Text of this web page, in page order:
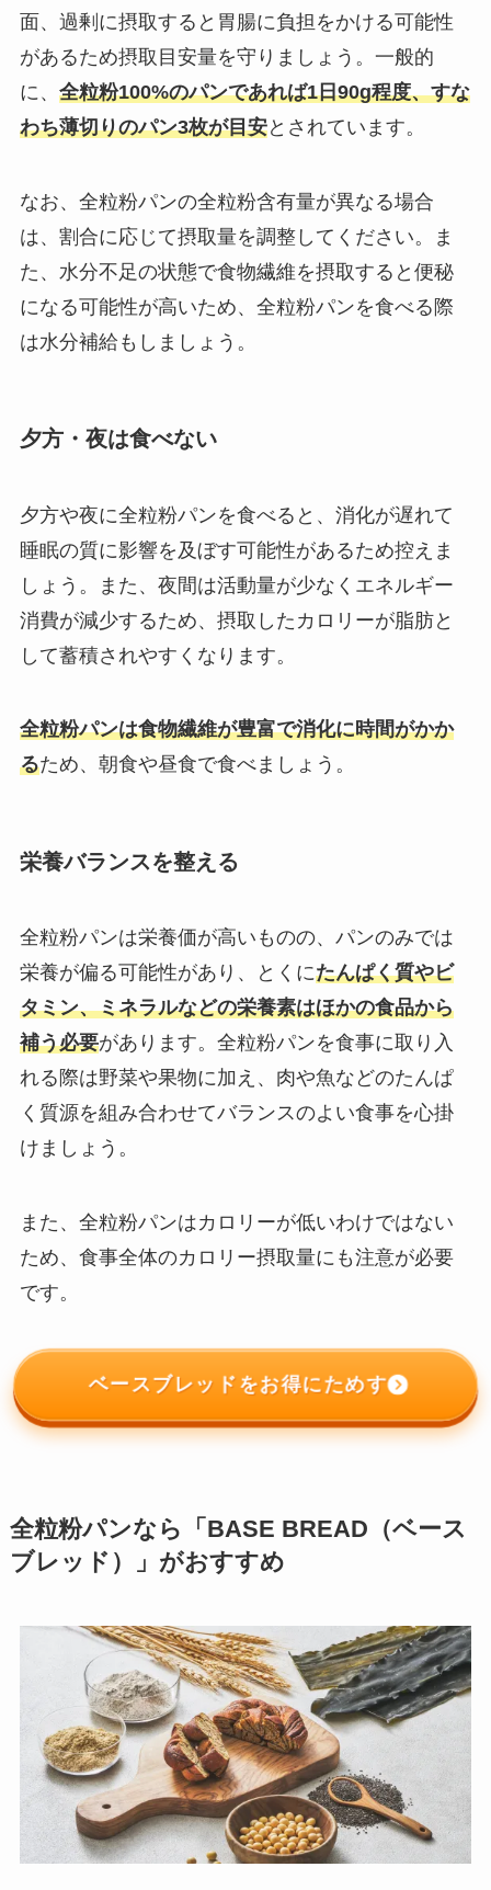
面、過剰に摂取すると胃腸に負担をかける可能性
があるため摂取目安量を守りましょう。一般的
に、 全粒粉100%のパンであれば1日90g程度、すな
わち薄切りのパン3枚が目安とされています。
なお、全粒粉パンの​全粒粉含有量が異なる場合
は、割合に応じて摂取量を調整してください。ま
た、水分不足の状態で食物繊維を摂取すると便秘
になる可能性が高いため、全粒粉パンを食べる際
は水分補給もしましょう。
夕方・夜は食べない
夕方や夜に全粒粉パンを食べると、消化が遅れて
睡眠の質に影響を及ぼす可能性があるため控えま
しょう。​また、夜間は活動量が少なくエネルギー
消費が減少するため、摂取したカロリーが脂肪と
して蓄積されやすくなります。​
全粒粉パンは食物繊維が豊富で消化に時間がかか
るため、朝食や昼食で食べましょう。
栄養バランスを整える
全粒粉パンは栄養価が高いものの、パンのみでは
栄養が偏る可能性があり、​とくにたんぱく質やビ
タミン、ミネラルなどの栄養素はほかの食品から
補う必要があります。​全粒粉パンを食事に取り入
れる際は野菜や果物に加え、肉や魚などのたんぱ
く質源を組み合わせてバランスのよい食事を心掛
けましょう。​
また、全粒粉パンはカロリーが低いわけではない
ため、食事全体のカロリー摂取量にも注意が必要
です。
ベースブレッドをお得にためす
全粒粉パンなら「BASE BREAD（ベース
ブレッド）」がおすすめ